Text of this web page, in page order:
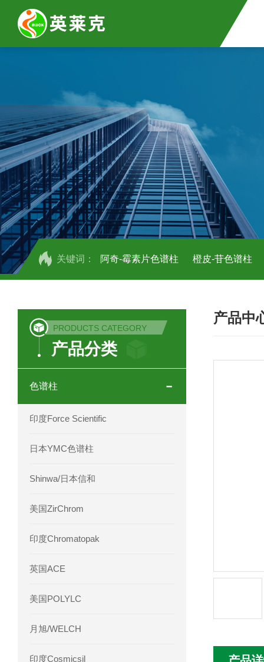
关键词： 阿奇-霉素片色谱柱 橙皮-苷色谱柱
COSMOSIL 1.8PBr五溴苯基色谱柱
菟丝子 柠檬黄色谱柱
印度Force Scientific Rubitas色谱柱
PRODUCTS CATEGORY
产品分类
色谱柱
印度Force Scientific
日本YMC色谱柱
Shinwa/日本信和
美国ZirChrom
印度Chromatopak
英国ACE
美国POLYLC
月旭/WELCH
印度Cosmicsil
产品中